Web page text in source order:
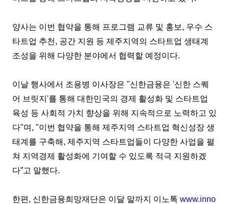
양사는 이번 협약을 통해 프로그램 교류 및 홍보, 우수 스
타트업 추천, 공간 지원 등 제주지역의 스타트업 생태계
조성을 위해 다양한 분야에서 협력할 예정이다.
이날 행사에서 조용병 이사장은 "신한금융은 '신한 스퀘
어 브릿지'를 통해 대한민국의 경제 활성화 및 스타트업
육성 등 사회적 가치 향상을 위해 지속적으로 노력하고 있
다"며, "이번 협약을 통해 제주지역 스타트업 혁신성장 생
태계를 구축해, 제주지역 스타트업들이 다양한 사업을 펼
쳐 지역경제 활성화에 기여할 수 있도록 적극 지원하겠
다”고 말했다.
한편, 신한금융희망재단은 이달 말까지 이노톡 www.inno